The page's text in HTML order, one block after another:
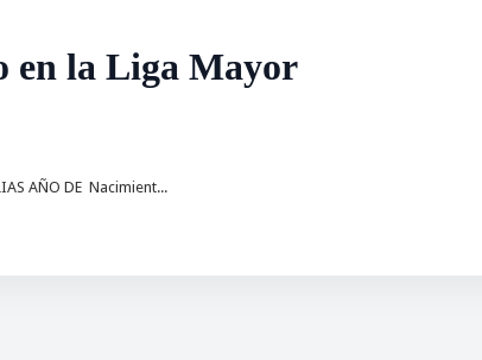
en la Liga Mayor
AÑO DE Nacimient...